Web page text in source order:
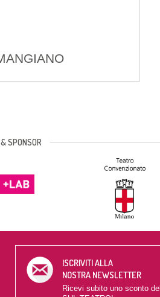
SPONSOR
ISCRIVITI ALLA
NOSTRA NEWSLETTER
Ricevi subito uno sconto del